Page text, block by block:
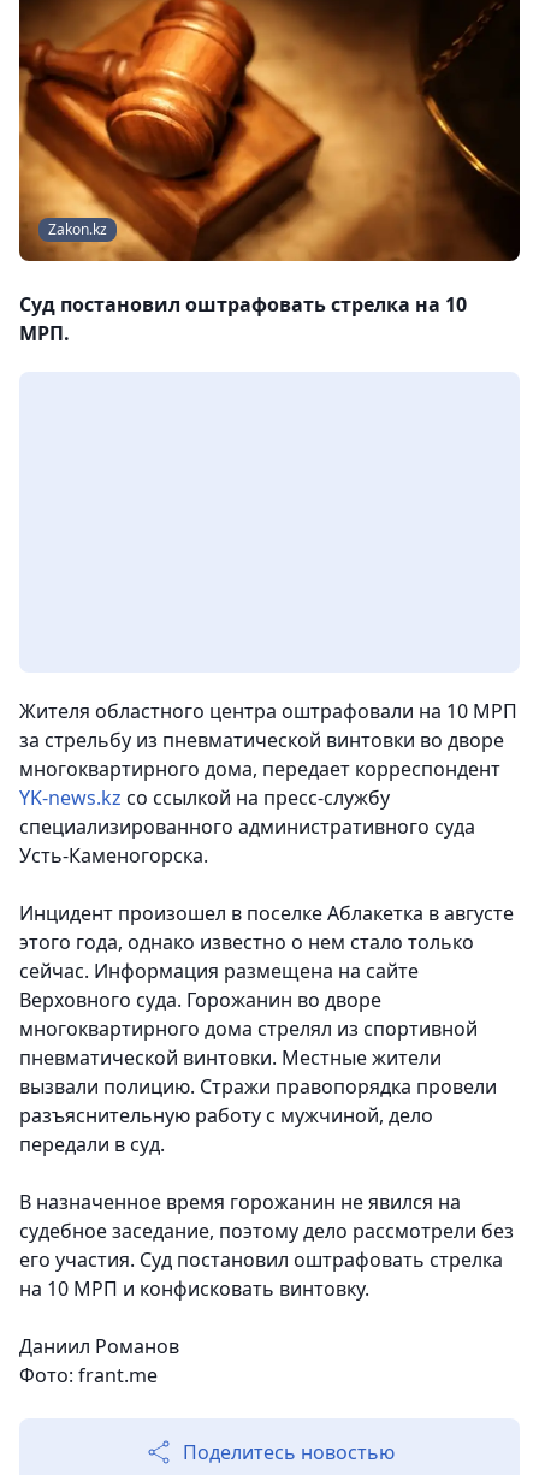
Zakon.kz
Суд постановил оштрафовать стрелка на 10
МРП.
Жителя областного центра оштрафовали на 10 МРП
за стрельбу из пневматической винтовки во дворе
многоквартирного дома, передает корреспондент
YK-news.kz со ссылкой на пресс-службу
специализированного административного суда
Усть-Каменогорска.
Инцидент произошел в поселке Аблакетка в августе
этого года, однако известно о нем стало только
сейчас. Информация размещена на сайте
Верховного суда. Горожанин во дворе
многоквартирного дома стрелял из спортивной
пневматической винтовки. Местные жители
вызвали полицию. Стражи правопорядка провели
разъяснительную работу с мужчиной, дело
передали в суд.
В назначенное время горожанин не явился на
судебное заседание, поэтому дело рассмотрели без
его участия. Суд постановил оштрафовать стрелка
на 10 МРП и конфисковать винтовку.
Даниил Романов
Фото: frant.me
Поделитесь новостью